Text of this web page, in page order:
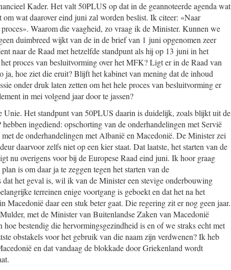
Kader. Het valt 50PLUS op dat in de geannoteerde agenda wat
om wat daarover eind juni zal worden beslist. Ik citeer: «Naar
Waarom die vaagheid, zo vraag ik de Minister. Kunnen we
duimbreed wijkt van de in de brief van 1 juni opgenomen zeer
naar de Raad met hetzelfde standpunt als hij op 13 juni in het
proces van besluitvorming over het MFK? Ligt er in de Raad van
ja, hoe ziet die eruit? Blijft het kabinet van mening dat de inhoud
onder druk laten zetten om het hele proces van besluitvorming er
in mei volgend jaar door te jassen?
Het standpunt van 50PLUS daarin is duidelijk, zoals blijkt uit de
ingediend: opschorting van de onderhandelingen met Servië
de onderhandelingen met Albanië en Macedonië. De Minister zei
daarvoor zelfs niet op een kier staat. Dat laatste, het starten van de
nu overigens voor bij de Europese Raad eind juni. Ik hoor graag
is om daar ja te zeggen tegen het starten van de
het geval is, wil ik van de Minister een stevige onderbouwing
terreinen enige voortgang is geboekt en dat het na het
Macedonië daar een stuk beter gaat. Die regering zit er nog geen jaar.
met de Minister van Buitenlandse Zaken van Macedonië
bestendig die hervormingsgezindheid is en of we straks echt met
obstakels voor het gebruik van die naam zijn verdwenen? Ik heb
en dat vandaag de blokkade door Griekenland wordt